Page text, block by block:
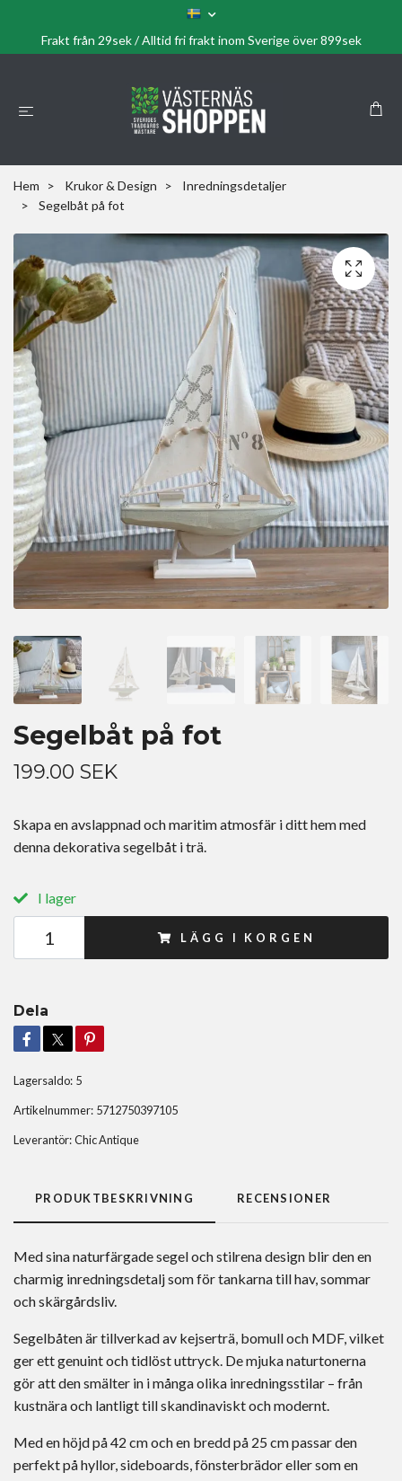
Frakt från 29sek / Alltid fri frakt inom Sverige över 899sek
Hem Krukor & Design
Inredningsdetaljer
Segelbåt på fot
Segelbåt på fot
199.00 SEK
Skapa en avslappnad och maritim atmosfär i ditt hem med
denna dekorativa segelbåt i trä.
I lager
LÄGG I KORGEN
Dela
Lagersaldo: 5
Artikelnummer: 5712750397105
Leverantör:Chic Antique
PRODUKTBESKRIVNING RECENSIONER
Med sina naturfärgade segel och stilrena design blir den en
charmig inredningsdetalj som för tankarna till hav, sommar
och skärgårdsliv.
Segelbåten är tillverkad av kejserträ, bomull och MDF, vilket
ger ett genuint och tidlöst uttryck. De mjuka naturtonerna
gör att den smälter in i många olika inredningsstilar – från
kustnära och lantligt till skandinaviskt och modernt.
Med en höjd på 42 cm och en bredd på 25 cm passar den
perfekt på hyllor, sideboards, fönsterbrädor eller som en